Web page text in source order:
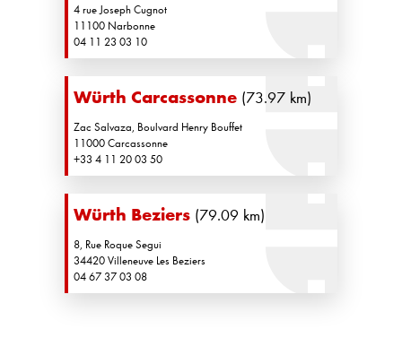
4 rue Joseph Cugnot
11100 Narbonne
04 11 23 03 10
Würth Carcassonne (73.97 km)
Zac Salvaza, Boulvard Henry Bouffet
11000 Carcassonne
+33 4 11 20 03 50
Würth Beziers (79.09 km)
8, Rue Roque Segui
34420 Villeneuve Les Beziers
04 67 37 03 08